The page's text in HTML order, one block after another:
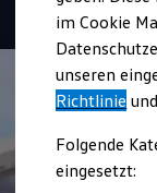
Schnell
Angebote
Aktuelle
E-Auto-
Junge
im Cookie
unseren
Richtlinie
Folgende
eingesetzt: